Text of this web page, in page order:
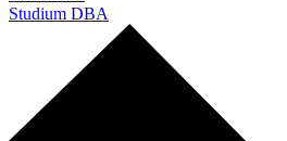
Studium DBA